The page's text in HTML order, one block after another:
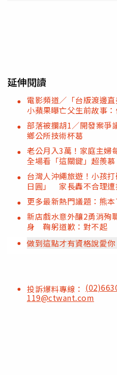
延伸閱讀
電影頻道／「台版渡邊
小蘋果曝亡父生前故事
部落被攔胡1／開發案
鄉公所技術杯葛
老公月入3萬！家庭主
全場看「這關鍵」超羨慕
台灣人沖繩旅遊！小孩
日圓」 家長轟不合理遭
更多最新熱門議題：熊
新店戲水意外釀2勇消殉
身 鞠躬道歉：對不起
做到這點才有資格說愛你
投訴爆料專線：
119@ctwant.com